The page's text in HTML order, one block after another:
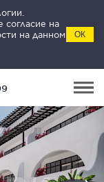
согласие на
на данном
ОК